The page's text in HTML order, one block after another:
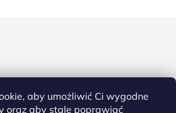
aby umożliwić Ci wygodne
oraz aby stale poprawiać